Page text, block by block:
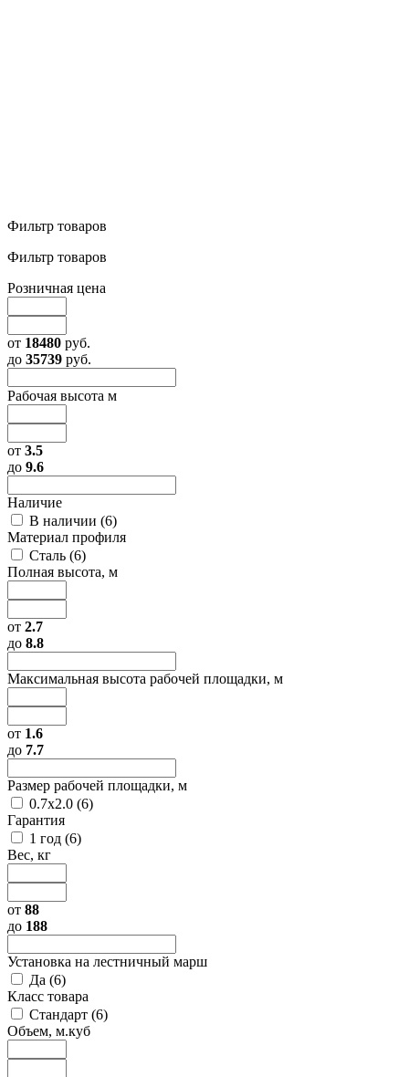
Фильтр товаров
Фильтр товаров
Розничная цена
от 18480 руб.
до 35739 руб.
Рабочая высота м
от 3.5
до 9.6
Наличие
В наличии (6)
Материал профиля
Сталь (6)
Полная высота, м
от 2.7
до 8.8
Максимальная высота рабочей площадки, м
от 1.6
до 7.7
Размер рабочей площадки, м
0.7х2.0 (6)
Гарантия
1 год (6)
Вес, кг
от 88
до 188
Установка на лестничный марш
Да (6)
Класс товара
Стандарт (6)
Объем, м.куб